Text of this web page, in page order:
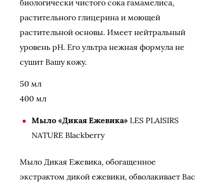
биологически чистого сока гамамелиса,
растительного глицерина и моющей
растительной основы. Имеет нейтральный
уровень pH. Его ультра нежная формула не
сушит Вашу кожу.
50 мл
400 мл
Мыло «Дикая Ежевика» LES PLAISIRS
NATURE Blackberry
Мыло Дикая Ежевика, обогащенное
экстрактом дикой ежевики, обволакивает Вас